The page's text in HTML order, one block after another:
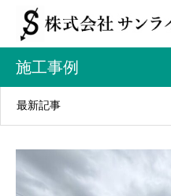
施工事例
最新記事